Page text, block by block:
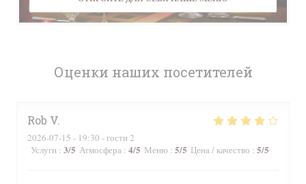
Оценки наших посетителей
Rob V
2026-07-15 - 19:30 - гости 2
Услуги : 3/5 Атмосфера : 4/5 Меню : 5/5 Цена / качество : 5/5